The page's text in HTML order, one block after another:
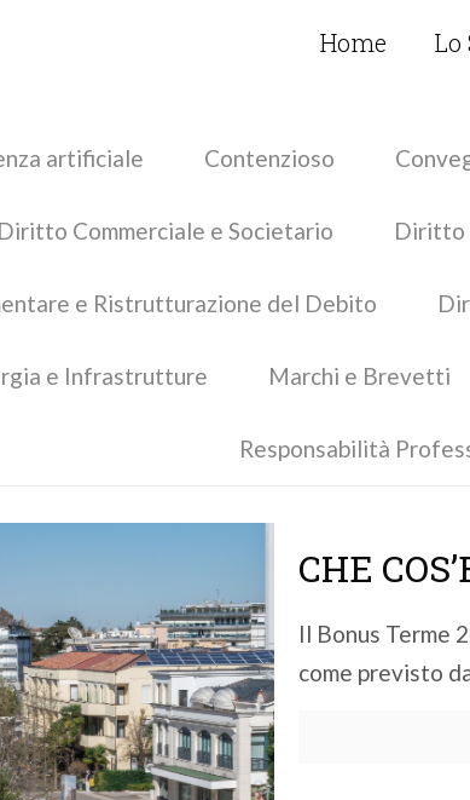
Home Lo
artificiale Contenzioso
Diritto Commerciale e Societario Diritto
e Ristrutturazione del Debito
e Infrastrutture Marchi e Brevetti
Responsabilità
CHE
Il Bonus Terme
come previsto